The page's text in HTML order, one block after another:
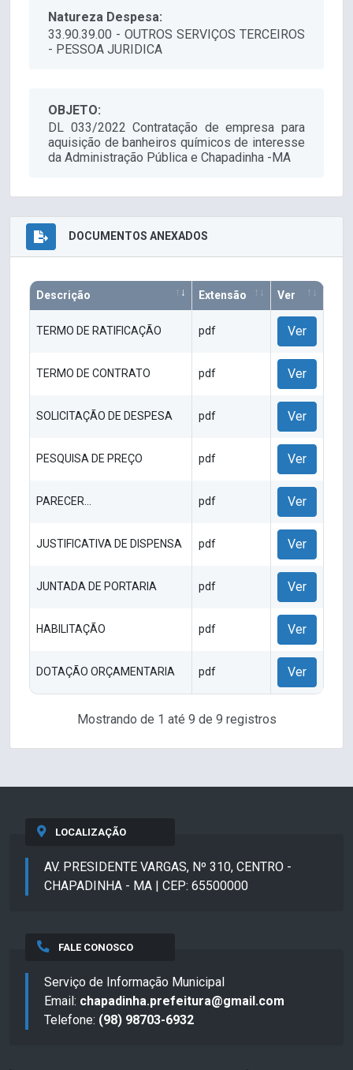
Natureza Despesa:
33.90.39.00 - OUTROS SERVIÇOS TERCEIROS
- PESSOA JURIDICA
OBJETO:
DL 033/2022 Contratação de empresa para
aquisição de banheiros químicos de interesse
da Administração Pública e Chapadinha -MA
DOCUMENTOS ANEXADOS
Descrição Extensão Ver
TERMO DE RATIFICAÇÃO pdf Ver
TERMO DE CONTRATO pdf Ver
SOLICITAÇÃO DE DESPESA pdf Ver
PESQUISA DE PREÇO pdf Ver
PARECER... pdf Ver
JUSTIFICATIVA DE DISPENSA pdf Ver
JUNTADA DE PORTARIA pdf Ver
HABILITAÇÃO pdf Ver
DOTAÇÃO ORÇAMENTARIA pdf Ver
Mostrando de 1 até 9 de 9 registros
LOCALIZAÇÃO
AV. PRESIDENTE VARGAS, Nº 310, CENTRO -
CHAPADINHA - MA | CEP: 65500000
FALE CONOSCO
Serviço de Informação Municipal
Email: chapadinha.prefeitura@gmail.com
Telefone: (98) 98703-6932